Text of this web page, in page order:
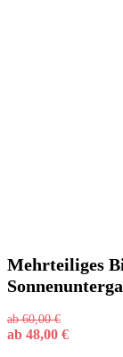
Mehrteiliges
ab60,00€
ab 48,00 €